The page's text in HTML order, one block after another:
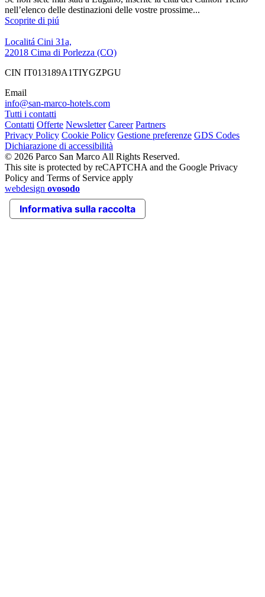
nell’elenco delle destinazioni delle vostre prossime...
Scoprite di piú
Localitá Cini 31a,
22018 Cima di Porlezza (CO)
CIN IT013189A1TIYGZPGU
Email
info@san-marco-hotels.com
Tutti i contatti
Contatti Offerte Newsletter Career Partners
Privacy Policy Cookie Policy Gestione preferenze GDS Codes
Dichiarazione di accessibilità
© 2026 Parco San Marco All Rights Reserved.
This site is protected by reCAPTCHA and the Google Privacy
Policy and Terms of Service apply
webdesign ovosodo
Informativa sulla raccolta